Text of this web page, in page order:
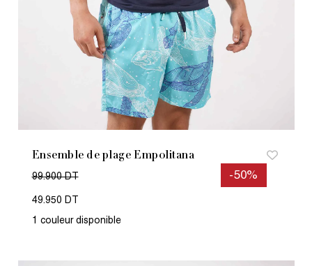
Ensemble de plage Empolitana
-50%
99.900 DT
49.950 DT
1 couleur disponible